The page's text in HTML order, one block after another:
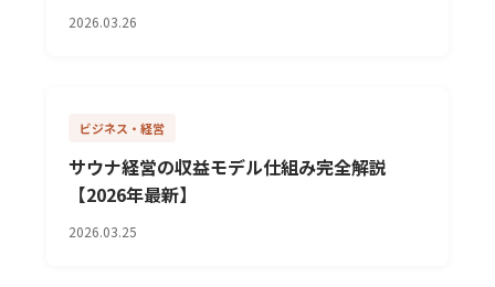
2026.03.26
ビジネス・経営
サウナ経営の収益モデル仕組み完全解説
【2026年最新】
2026.03.25